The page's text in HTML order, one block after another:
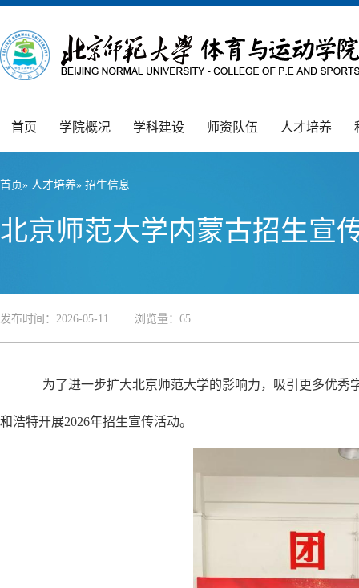
首页 学院概况 学科建设 师资队伍 人才培养
首页» 人才培养» 招生信息
北京师范大学内蒙古招生宣
发布时间：2026-05-11 浏览量： 65
为了进一步扩大北京师范大学的影响力，吸引更多优
和浩特开展2026年招生宣传活动。